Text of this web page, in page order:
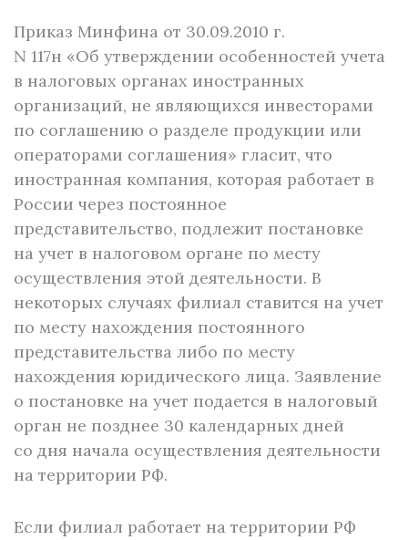
Приказ Минфина от 30.09.2010 г.
N 117н «Об утверждении особенностей учета
в налоговых органах иностранных
организаций, не являющихся инвесторами
по соглашению о разделе продукции или
операторами соглашения» гласит, что
иностранная компания, которая работает в
России через постоянное
представительство, подлежит постановке
на учет в налоговом органе по месту
осуществления этой деятельности. В
некоторых случаях филиал ставится на учет
по месту нахождения постоянного
представительства либо по месту
нахождения юридического лица. Заявление
о постановке на учет подается в налоговый
орган не позднее 30 календарных дней
со дня начала осуществления деятельности
на территории РФ.
Если филиал работает на территории РФ